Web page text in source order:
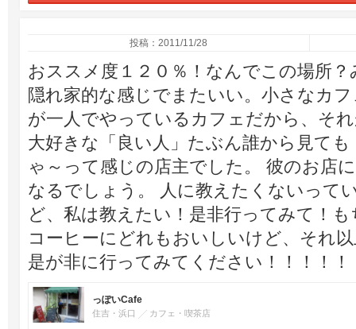
投稿：2011/11/28
おススメ度１２０％！なんでこの場所
隠れ家的な感じでまたいい。小さなカ
が一人でやっているカフェだから、そ
大好きな「良い人」たぶん誰から見て
ゃ～って感じの店主でした。 彼のお店
なるでしょう。 人に教えたくないって
ど、私は教えたい！是非行ってみて！
コーヒーにどれもおいしいけど、それ
是が非に行ってみてください！！！！！
っぽいCafe
住吉・浜口 カフェ・喫茶店